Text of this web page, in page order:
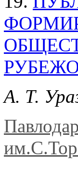
А. Т.